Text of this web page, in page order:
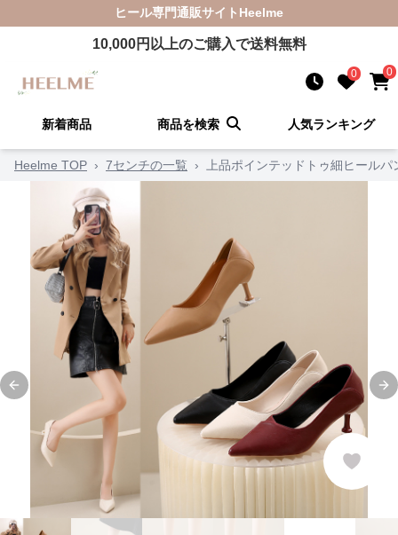
ヒール専門通販サイト Heelme
10,000円以上のご購入で送料無料
0 0
新着商品 商品を検索 人気ランキング
Heelme TOP › 7センチの一覧 › 上品ポインテッドトゥ細ヒールパ
Previous slide